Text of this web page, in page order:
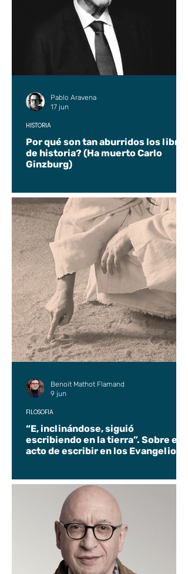
Por qué son tan aburridos los libros
de historia? (Ha muerto Carlo
Ginzburg)
HISTORIA
Pablo Aravena
17 jun
“E, inclinándose, siguió
escribiendo en la tierra”. Sobre el
acto de escribir en los Evangelios.
FILOSOFÍA
Benoit Mathot Flamand
9 jun